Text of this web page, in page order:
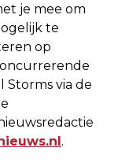
je mee om
te
op
Storms via de
.